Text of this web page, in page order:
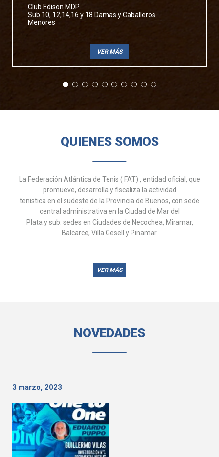
Club Edison MDP
Sub 10, 12,14,16 y 18 Damas y Caballeros
Menores
VER MÁS
QUIENES SOMOS
La Federación Atlántica de Tenis ( FAT) , entidad oficial, que
promueve, desarrolla y fiscaliza la actividad
tenistica en el sudeste de la Provincia de Buenos, con sede
central administrativa en la Ciudad de Mar del
Plata y sub. sedes en Ciudades de Necochea, Miramar,
Balcarce, Villa Gesell y Pinamar.
VER MÁS
NOVEDADES
3 marzo, 2023